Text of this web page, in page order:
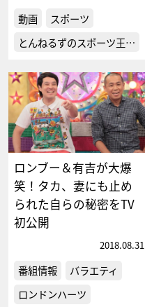
動画
スポーツ
とんねるずのスポーツ王…
ロンブー＆有吉が大爆
笑！タカ、妻にも止め
られた自らの秘密をTV
初公開
2018.08.31
番組情報
バラエティ
ロンドンハーツ